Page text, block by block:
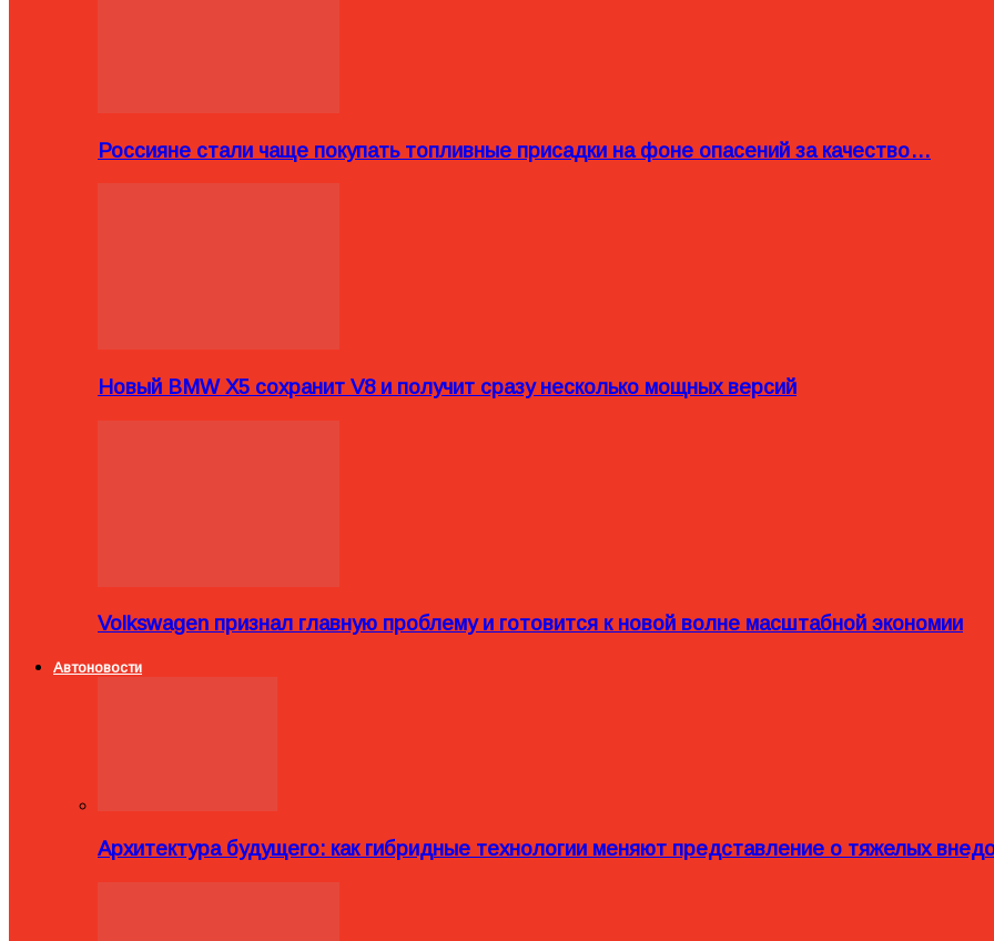
Россияне стали чаще покупать топливные присадки на фоне опасений за качество…
Новый BMW X5 сохранит V8 и получит сразу несколько мощных версий
Volkswagen признал главную проблему и готовится к новой волне масштабной экономии
Автоновости
Архитектура будущего: как гибридные технологии меняют представление о тяжелых